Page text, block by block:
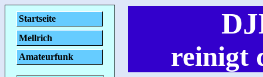
Startseite
Mellrich
Amateurfunk
reinigt